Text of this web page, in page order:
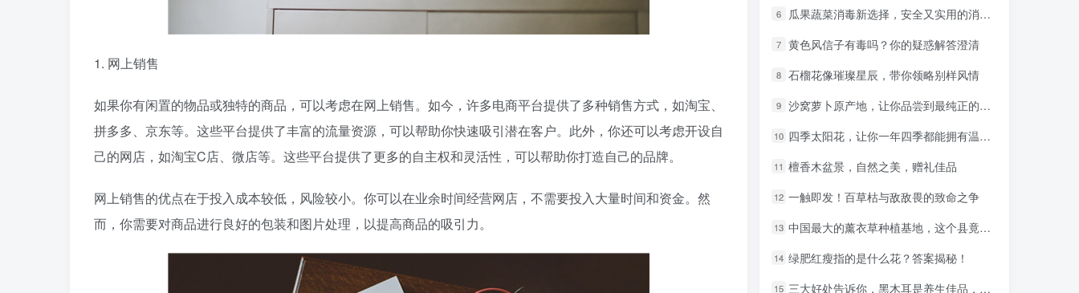
1. 网上销售
如果你有闲置的物品或独特的商品，可以考虑在网上销售。如今，许多电商平台提供了多种销售方式，如淘宝、
拼多多、京东等。这些平台提供了丰富的流量资源，可以帮助你快速吸引潜在客户。此外，你还可以考虑开设自
己的网店，如淘宝C店、微店等。这些平台提供了更多的自主权和灵活性，可以帮助你打造自己的品牌。
网上销售的优点在于投入成本较低，风险较小。你可以在业余时间经营网店，不需要投入大量时间和资金。然
而，你需要对商品进行良好的包装和图片处理，以提高商品的吸引力。
6 瓜果蔬菜消毒新选择，安全又实用的消毒液推荐
7 黄色风信子有毒吗？你的疑惑解答澄清
8 石榴花像璀璨星辰，带你领略别样风情
9 沙窝萝卜原产地，让你品尝到最纯正的家乡味道
10 四季太阳花，让你一年四季都能拥有温暖的阳光
11 檀香木盆景，自然之美，赠礼佳品
12 一触即发！百草枯与敌敌畏的致命之争
13 中国最大的薰衣草种植基地，这个县竟藏着绝美秘境！
14 绿肥红瘦指的是什么花？答案揭秘！
15 三大好处告诉你，黑木耳是养生佳品，健康生活从此开始
6 瓜果蔬菜消毒新选择，安全又实用的消毒液推荐
7 黄色风信子有毒吗？你的疑惑解答澄清
8 石榴花像璀璨星辰，带你领略别样风情
9 沙窝萝卜原产地，让你品尝到最纯正的家乡味道
10 四季太阳花，让你一年四季都能拥有温暖的阳光
11 檀香木盆景，自然之美，赠礼佳品
12 一触即发！百草枯与敌敌畏的致命之争
13 中国最大的薰衣草种植基地，这个县竟藏着绝美秘境！
14 绿肥红瘦指的是什么花？答案揭秘！
15 三大好处告诉你，黑木耳是养生佳品，健康生活从此开始